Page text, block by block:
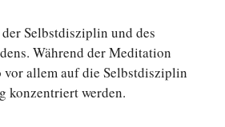
Selbstdisziplin und des
Während der Meditation
vor allem auf die Selbstdisziplin
konzentriert werden.